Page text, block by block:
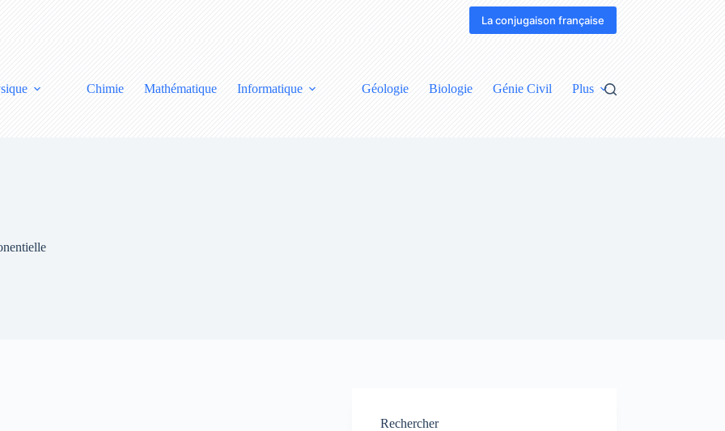
La conjugaison française
Chimie Mathématique Informatique Géologie Biologie Génie Civil Plus
Rechercher